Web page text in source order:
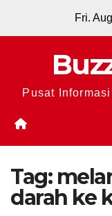
Fri.
Pusat
Tag:
darah ke